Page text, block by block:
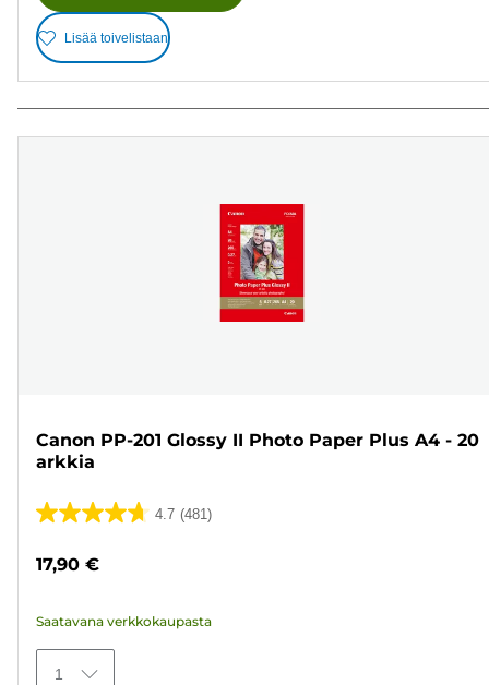
Lisää toivelistaan
Canon PP-201 Glossy II Photo Paper Plus A4 - 20
arkkia
4.7 (481)
4.7/5
481
17,90 €
Saatavana verkkokaupasta
1